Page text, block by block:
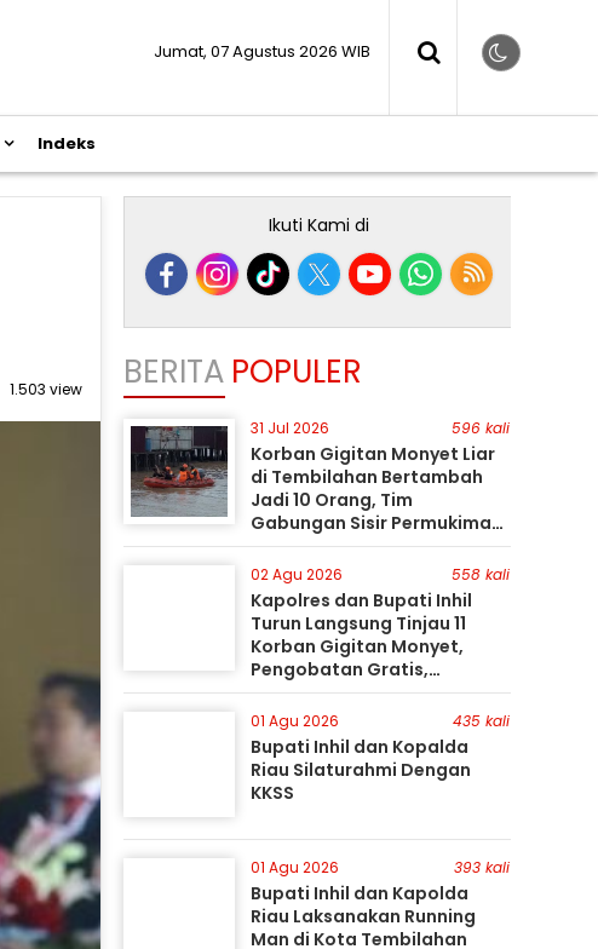
Jumat, 07 Agustus 2026 WIB
Indeks
1.503 view
Ikuti Kami di
BERITA POPULER
31 Jul 2026 596 kali
Korban Gigitan Monyet Liar
di Tembilahan Bertambah
Jadi 10 Orang, Tim
Gabungan Sisir Permukiman
Gunakan Perahu Karet
02 Agu 2026 558 kali
Kapolres dan Bupati Inhil
Turun Langsung Tinjau 11
Korban Gigitan Monyet,
Pengobatan Gratis,
Perburuan Terus Berlanjut
01 Agu 2026 435 kali
Bupati Inhil dan Kopalda
Riau Silaturahmi Dengan
KKSS
01 Agu 2026 393 kali
Bupati Inhil dan Kapolda
Riau Laksanakan Running
Man di Kota Tembilahan